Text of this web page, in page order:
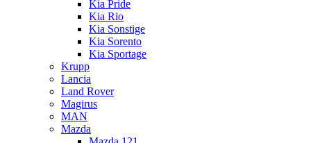
Kia Pride
Kia Rio
Kia Sonstige
Kia Sorento
Kia Sportage
Krupp
Lancia
Land Rover
Magirus
MAN
Mazda